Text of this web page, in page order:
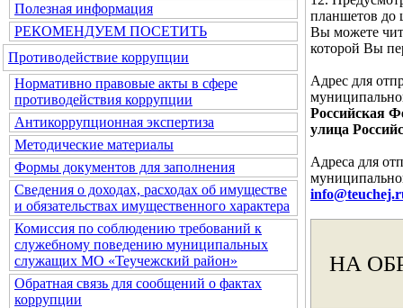
Полезная информация
РЕКОМЕНДУЕМ ПОСЕТИТЬ
Противодействие коррупции
Нормативно правовые акты в сфере
противодействия коррупции
Антикоррупционная экспертиза
Методические материалы
Формы документов для заполнения
Сведения о доходах, расходах об имуществе
и обязательствах имущественного характера
Комиссия по соблюдению требований к
служебному поведению муниципальных
служащих МО «Теучежский район»
Обратная связь для сообщений о фактах
коррупции
планшетов до
Вы можете
которой Вы
Адрес для
Российская
улица
Адреса для
НА